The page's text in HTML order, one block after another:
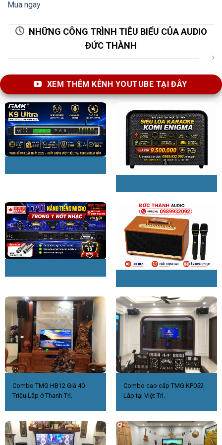
chăn
V – Treble của Loa Full CAVS P12 PRO tái tạo
tần số cao và tiếng nhạc chi tiết
CAVS:Premium Tweeter.Sản phẩm được trang bị hệ
thống đường tiếng Treble kèn với củ treble 12 inh, kèn treble
làm bằng nhựa, giúp tiếng Treble bay và sáng tiếng và chi
tiết hơn, phù hợp ghép bộ với các amply công suất lớn hay
các cục đẩy công suất để khai thác tốt những tính năng và
ưu điểm của Bass và tiếng Treble loa.
Premium Tweeterlà loại trép cao cấp của CAVS, được
thiết kế hết sức đặc biệt. Loại treble này được làm từ các
động nhanh, linh hoạt, giúp loa có khả năng co giãn, đàn
hồi chính xác, tạo âm sắc một cách hoàn hảo. Premium
Tweeter cũng được sử dụng với loại nam châm từ có thông
số kỹ thuật có độ chuẩn xác rất cao, nhờ đó loa đáp ứng
rất tốt tuyến tính thanh điệu không có sai số. Premium
Tweeter có dải đáp ứng tần số từ 20K – 23KHz, tần số đáp
ứng này rất khó tìm thấy trên các dòng loa treble thông
cao 91dB, cũng là độ nhạy mà các loa treble thông thường
(82dB) khó chạm tới.
VI – USA TECHNOLOGY ( Công Nghệ Mỹ – USA)
Mua ngay
NHỮNG CÔNG TRÌNH TIÊU BIỂU CỦA AUDIO
ĐỨC THÀNH
XEM THÊM KÊNH YOUTUBE TẠI ĐÂY
Combo TMG HB12 Giá 40
Triệu Lắp ở Thanh Trì.
Combo cao cấp TMG KP052
Lắp tại Việt Trì.